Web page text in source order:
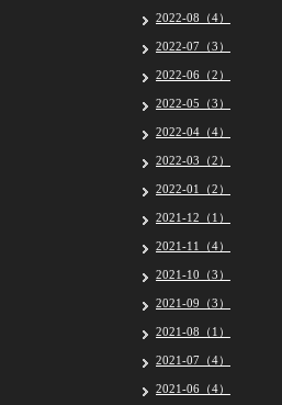
2022-08（4）
2022-07（3）
2022-06（2）
2022-05（3）
2022-04（4）
2022-03（2）
2022-01（2）
2021-12（1）
2021-11（4）
2021-10（3）
2021-09（3）
2021-08（1）
2021-07（4）
2021-06（4）